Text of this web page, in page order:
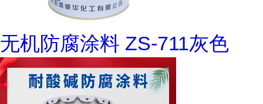
无机防腐涂料 ZS-711灰色